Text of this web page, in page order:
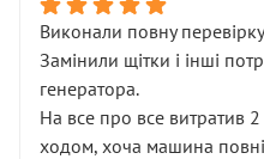
Виконали повну
Замінили щітки і інші
генератора.
На все про все витратив
ходом, хоча машина